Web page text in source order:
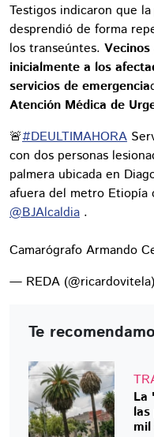
Testigos indicaron que
desprendió de forma
los transeúntes.
inicialmente a los
servicios de emergencia
Atención Médica de
🚨#DEULTIMAHORA
con dos personas
palmera ubicada en
afuera del metro Etiopía
@BJAlcaldia .
Camarógrafo Armando
— REDA (@ricardovitela)
Te
La